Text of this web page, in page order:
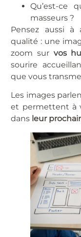
Qu’est-ce
masseurs ?
Pensez aussi à
qualité : une
zoom sur vos
sourire
que vous
Les images
et permettent à
dans leur